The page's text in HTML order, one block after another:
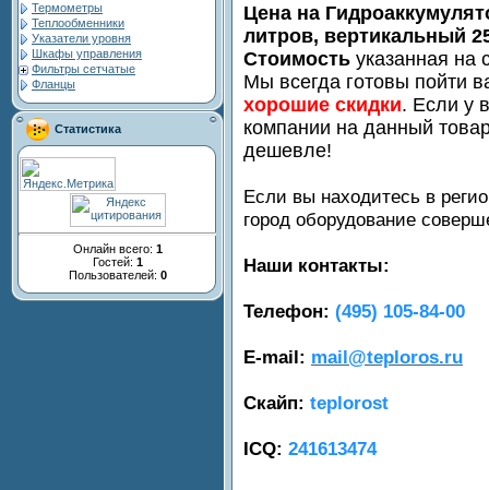
Термометры
Теплообменники
Указатели уровня
Шкафы управления
Фильтры сетчатые
Фланцы
Статистика
Онлайн всего: 1
Гостей: 1
Пользователей: 0
Цена на
литров, вертикальный
Стоимость указанная на
Мы всегда готовы пойти
хорошие скидки. Если у
компании на данный
дешевле!
Если вы находитесь в
город оборудование
Наши контакты:
Телефон: (495) 105-84-00
E-mail: mail@teploros.ru
Скайп: teplorost
ICQ: 241613474